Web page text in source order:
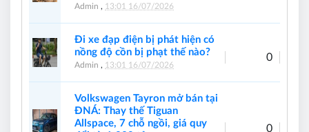
Admin , 13:01 16/07/2026
Đi xe đạp điện bị phát hiện có
nồng độ cồn bị phạt thế nào?
Admin , 13:01 16/07/2026
0
Volkswagen Tayron mở bán tại
ĐNÁ: Thay thế Tiguan
Allspace, 7 chỗ ngồi, giá quy
0